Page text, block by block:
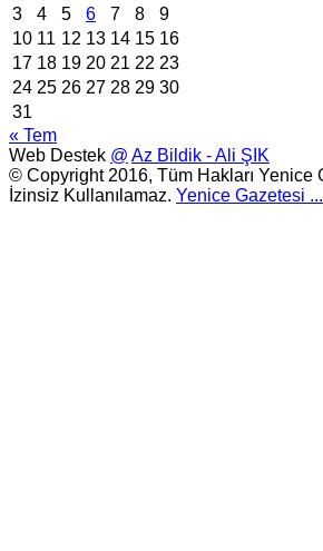
3
4 5 6 7 8
9
10 11 12 13 14 15 16
17 18 19 20 21 22 23
24 25 26 27 28 29 30
31
« Tem
Web Destek @ Az Bildik - Ali ŞIK
© Copyright 2016, Tüm Hakları Yenice
İzinsiz Kullanılamaz. Yenice Gazetesi ...